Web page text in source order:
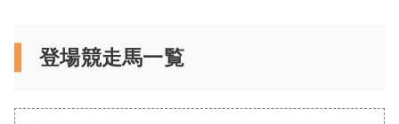
登場競走馬一覧